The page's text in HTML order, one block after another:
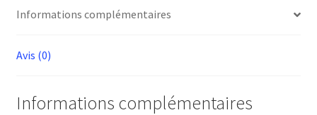
Informations complémentaires
Avis (0)
Informations complémentaires